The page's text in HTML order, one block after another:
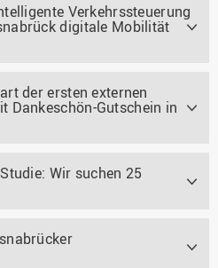
Verkehrssteuerung
digitale Mobilität
der ersten externen
Dankeschön-Gutschein in
Wir suchen 25